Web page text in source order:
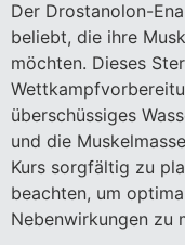
Der Drostanolon-
beliebt, die ihre
möchten. Dieses
überschüssiges
und die
Kurs sorgfältig zu
beachten, um
Nebenwirkungen zu